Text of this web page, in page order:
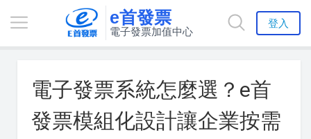
e首發票
電子發票加值中心
登入
電子發票系統怎麼選？e首
發票模組化設計讓企業按需